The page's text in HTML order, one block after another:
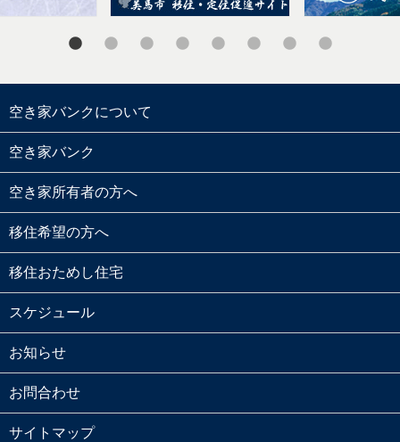
空き家バンクについて
空き家バンク
空き家所有者の方へ
移住希望の方へ
移住おためし住宅
スケジュール
お知らせ
お問合わせ
サイトマップ